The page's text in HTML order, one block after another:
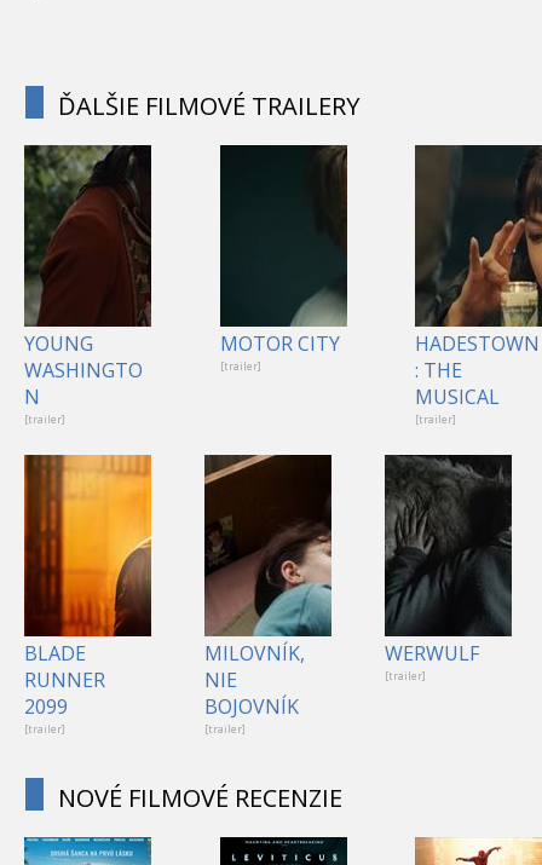
ĎALŠIE FILMOVÉ TRAILERY
YOUNG
WASHINGTO
N
[trailer]
MOTOR CITY
[trailer]
HADESTOWN
: THE
MUSICAL
[trailer]
BLADE
RUNNER
2099
[trailer]
MILOVNÍK,
NIE
BOJOVNÍK
[trailer]
WERWULF
[trailer]
NOVÉ FILMOVÉ RECENZIE